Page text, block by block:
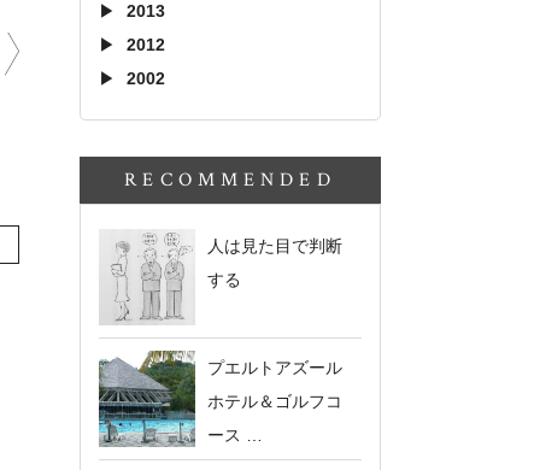
2013
2012
2002
RECOMMENDED
人は見た目で判断
する
プエルトアズール
ホテル＆ゴルフコ
ース …